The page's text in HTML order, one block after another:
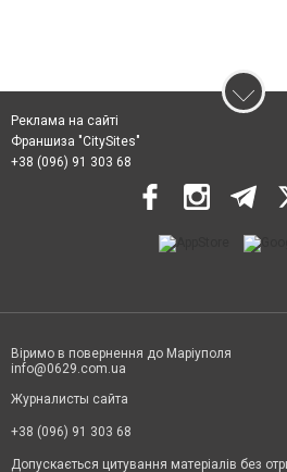
Реклама на сайті
Франшиза "CitySites"
+38 (096) 91 303 68
Віримо в повернення до Маріуполя
info@0629.com.ua
Журналисты сайта
+38 (096) 91 303 68
Допускається цитування матеріалів без